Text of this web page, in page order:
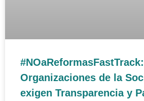
#NOaReformasFastTrack:
Organizaciones de la
exigen Transparencia y